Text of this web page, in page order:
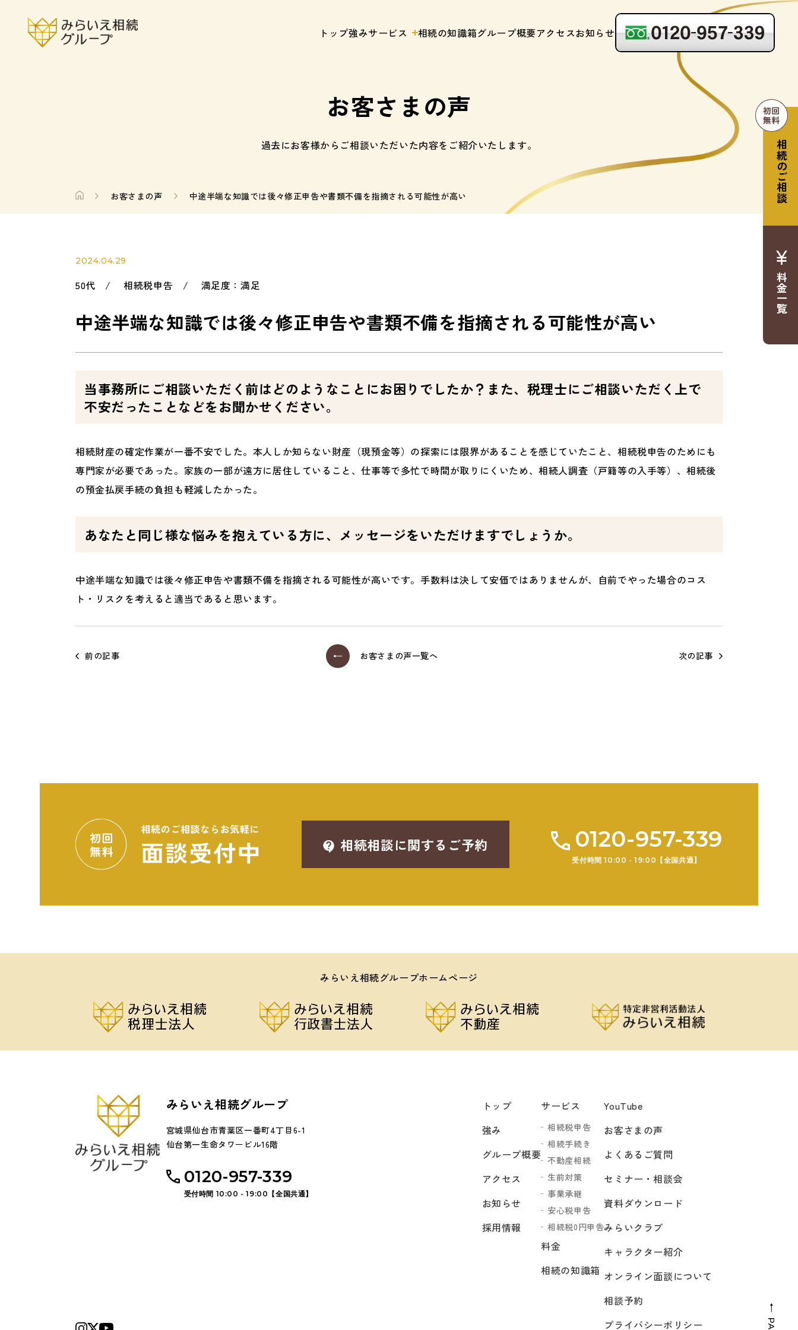
トップ強みサービス 相続の知識箱グループ概要アクセスお知らせ
相続のご相談
料金一覧
お客さまの声
過去にお客様からご相談いただいた内容をご紹介いたします。
お客さまの声 中途半端な知識では後々修正申告や書類不備を指摘される可能性が高い
2024.04.29
50代 / 相続税申告 / 満足度：満足
中途半端な知識では後々修正申告や書類不備を指摘される可能性が高い
当事務所にご相談いただく前はどのようなことにお困りでしたか？また、税理士にご相談いただく上で
不安だったことなどをお聞かせください。
相続財産の確定作業が一番不安でした。本人しか知らない財産（現預金等）の探索には限界があることを感じていたこと、相続税申告のためにも
専門家が必要であった。家族の一部が遠方に居住していること、仕事等で多忙で時間が取りにくいため、相続人調査（戸籍等の入手等）、相続後
の預金払戻手続の負担も軽減したかった。
あなたと同じ様な悩みを抱えている方に、メッセージをいただけますでしょうか。
中途半端な知識では後々修正申告や書類不備を指摘される可能性が高いです。手数料は決して安価ではありませんが、自前でやった場合のコス
ト・リスクを考えると適当であると思います。
前の記事 お客さまの声一覧へ 次の記事
相続相談に関するご予約 0120-957-339
受付時間 10:00 - 19:00【全国共通】
みらいえ相続グループホームページ
みらいえ相続グループ
宮城県仙台市青葉区一番町4丁目6-1
仙台第一生命タワービル16階
0120-957-339
受付時間 10:00 - 19:00【全国共通】
トップ
強み
グループ概要
アクセス
お知らせ
採用情報
サービス
相続税申告
相続手続き
不動産相続
生前対策
事業承継
安心税申告
相続税0円申告
料金
相続の知識箱
YouTube
お客さまの声
よくあるご質問
セミナー・相談会
資料ダウンロード
みらいクラブ
キャラクター紹介
オンライン面談について
相談予約
プライバシーポリシー